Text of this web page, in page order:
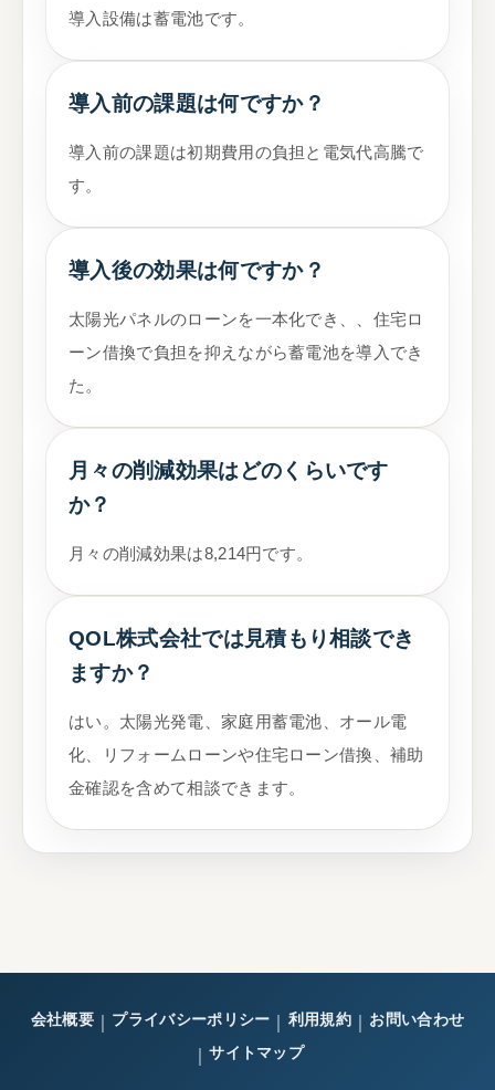
導入設備は蓄電池です。
導入前の課題は何ですか？
導入前の課題は初期費用の負担と電気代高騰で
す。
導入後の効果は何ですか？
太陽光パネルのローンを一本化でき、、住宅ロ
ーン借換で負担を抑えながら蓄電池を導入でき
た。
月々の削減効果はどのくらいです
か？
月々の削減効果は8,214円です。
QOL株式会社では見積もり相談でき
ますか？
はい。太陽光発電、家庭用蓄電池、オール電
化、リフォームローンや住宅ローン借換、補助
金確認を含めて相談できます。
会社概要｜ プライバシーポリシー 利用規約 お問い合わせ
｜サイトマップ